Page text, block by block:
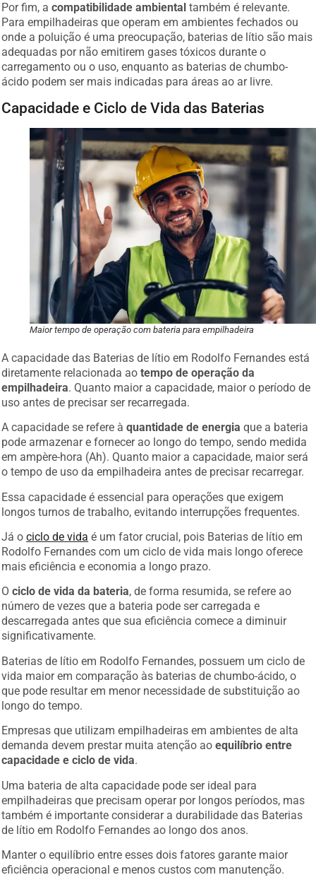
Por fim, acompatibilidade ambiental também é relevante.
Para empilhadeiras que operam em ambientes fechados ou
onde a poluição é uma preocupação, baterias de lítio são mais
adequadas por não emitirem gases tóxicos durante o
carregamento ou o uso, enquanto as baterias de chumbo-
ácido podem ser mais indicadas para áreas ao ar livre.
Capacidade e Ciclo de Vida das Baterias
Maior tempo de operação com bateria para empilhadeira
A capacidade das Baterias de lítio em Rodolfo Fernandes está
diretamente relacionada aotempo de operação da
empilhadeira. Quanto maior a capacidade, maior o período de
uso antes de precisar ser recarregada.
A capacidade se refere àquantidade de energia que a bateria
pode armazenar e fornecer ao longo do tempo, sendo medida
em ampère-hora (Ah). Quanto maior a capacidade, maior será
o tempo de uso da empilhadeira antes de precisar recarregar.
Essa capacidade é essencial para operações que exigem
longos turnos de trabalho, evitando interrupções frequentes.
Já ociclo de vida é um fator crucial, pois Baterias de lítio em
Rodolfo Fernandes com um ciclo de vida mais longo oferece
mais eficiência e economia a longo prazo.
Ociclo de vida da bateria, de forma resumida, se refere ao
número de vezes que a bateria pode ser carregada e
descarregada antes que sua eficiência comece a diminuir
significativamente.
Baterias de lítio em Rodolfo Fernandes, possuem um ciclo de
vida maior em comparação às baterias de chumbo-ácido, o
que pode resultar em menor necessidade de substituição ao
longo do tempo.
Empresas que utilizam empilhadeiras em ambientes de alta
demanda devem prestar muita atenção aoequilíbrio entre
capacidade e ciclo de vida.
Uma bateria de alta capacidade pode ser ideal para
empilhadeiras que precisam operar por longos períodos, mas
também é importante considerar a durabilidade das Baterias
de lítio em Rodolfo Fernandes ao longo dos anos.
Manter o equilíbrio entre esses dois fatores garante maior
eficiência operacional e menos custos com manutenção.